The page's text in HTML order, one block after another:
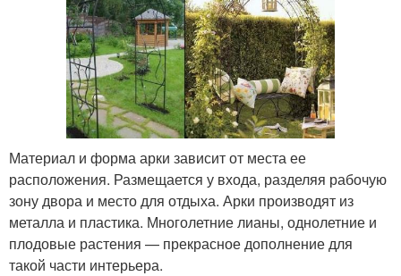
Материал и форма арки зависит от места ее
расположения. Размещается у входа, разделяя рабочую
зону двора и место для отдыха. Арки производят из
металла и пластика. Многолетние лианы, однолетние и
плодовые растения — прекрасное дополнение для
такой части интерьера.